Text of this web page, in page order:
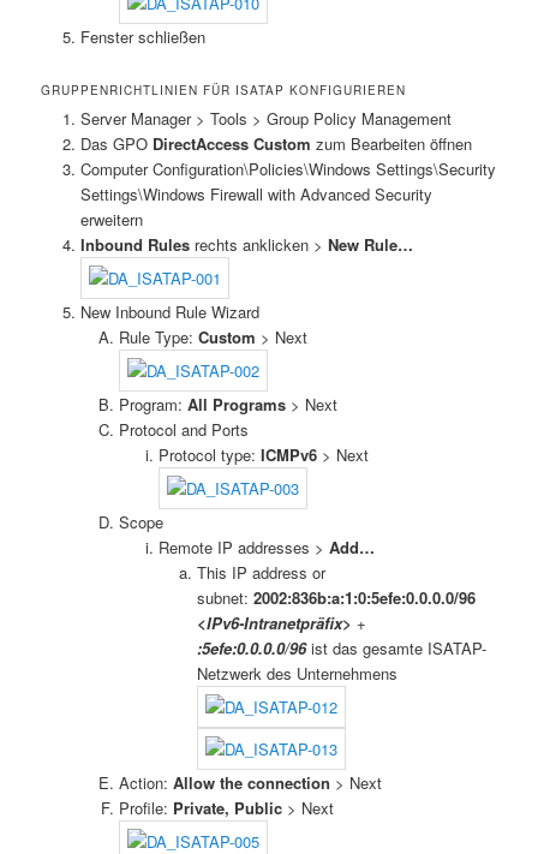
Fenster schließen
GRUPPENRICHTLINIEN FÜR ISATAP KONFIGURIEREN
Server Manager > Tools > Group Policy Management
Das GPO DirectAccess Custom zum Bearbeiten öffnen
Computer Configuration\Policies\Windows Settings\Security
Settings\Windows Firewall with Advanced Security
erweitern
Inbound Rulesrechts anklicken > New Rule…
New Inbound Rule Wizard
Rule Type:Custom > Next
Program:All Programs > Next
Protocol and Ports
Protocol type: ICMPv6> Next
Scope
Remote IP addresses > Add…
This IP address or
subnet:2002:836b:a:1:0:5efe:0.0.0.0/96
<IPv6-Intranetpräfix> +
:5efe:0.0.0.0/96ist das gesamte ISATAP-
Netzwerk des Unternehmens
Action:Allow the connection > Next
Profile: Private, Public > Next